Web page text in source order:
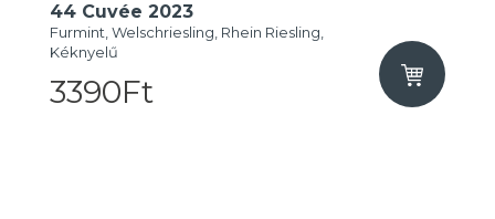
44 Cuvée 2023
Furmint, Welschriesling, Rhein Riesling,
Kéknyelű
3390Ft